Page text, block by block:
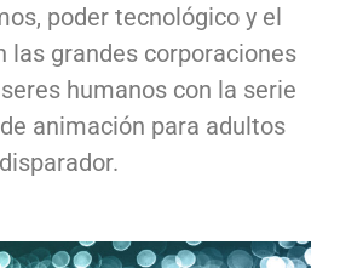
poder tecnológico y el
las grandes corporaciones
humanos con la serie
animación para adultos